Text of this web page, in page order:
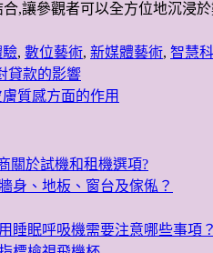
,讓參觀者可以全方位地沉浸
驗, 數位藝術, 新媒體藝術, 智慧
貸款的影響
質感方面的作用
關於試機和租機選項?
身、地板、窗台及傢俬？
睡眠呼吸機需要注意哪些事項？